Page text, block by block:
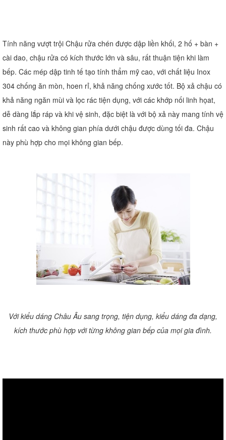
Tính năng vượt trội Chậu rửa chén được dập liền khối, 2 hố + bàn +
cài dao, chậu rửa có kích thước lớn và sâu, rất thuận tiện khi làm
bếp. Các mép dập tinh tế tạo tính thẩm mỹ cao, với chất liệu Inox
304 chống ăn mòn, hoen rỉ, khả năng chống xước tốt. Bộ xả chậu có
khả năng ngăn mùi và lọc rác tiện dụng, với các khớp nối linh họat,
dễ dàng lắp ráp và khi vệ sinh, đặc biệt là với bộ xả này mang tính vệ
sinh rất cao và không gian phía dưới chậu được dùng tối đa. Chậu
này phù hợp cho mọi không gian bếp.
Với kiểu dáng Châu Âu sang trọng, tiện dụng, kiểu dáng đa dạng,
kích thước phù hợp với từng không gian bếp của mọi gia đình.